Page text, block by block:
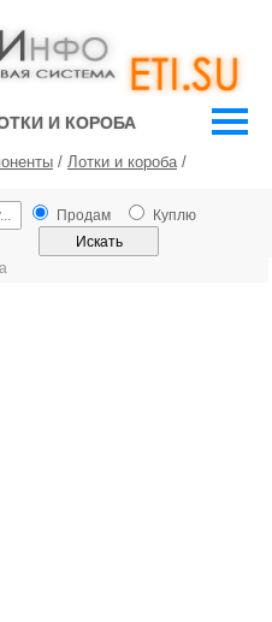
И КОРОБА
/ Лотки и короба/
Продам Куплю